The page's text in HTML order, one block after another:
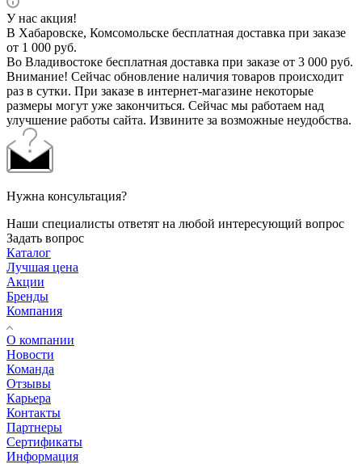
У нас акция!
В Хабаровске, Комсомольске бесплатная доставка при заказе
от 1 000 руб.
Во Владивостоке бесплатная доставка при заказе от 3 000 руб.
Внимание! Сейчас обновление наличия товаров происходит
раз в сутки. При заказе в интернет-магазине некоторые
размеры могут уже закончиться. Сейчас мы работаем над
улучшение работы сайта. Извините за возможные неудобства.
Нужна консультация?
Наши специалисты ответят на любой интересующий вопрос
Задать вопрос
Каталог
Лучшая цена
Акции
Бренды
Компания
О компании
Новости
Команда
Отзывы
Карьера
Контакты
Партнеры
Сертификаты
Информация